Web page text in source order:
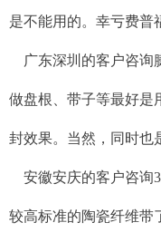
是不能用的。幸亏费普
广东深圳的客户咨询
做盘根、带子等最好是
封效果。当然，同时也
安徽安庆的客户咨询
较高标准的陶瓷纤维带